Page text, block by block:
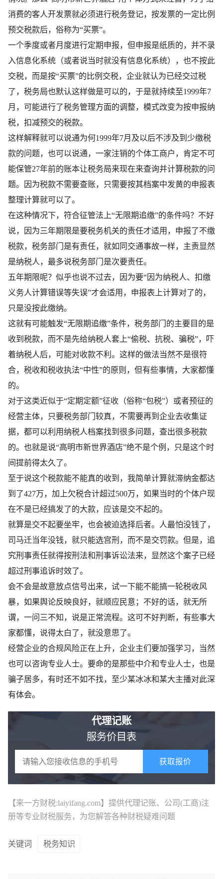
消费的客人开发票就必须进行税务登记，按发票的一定比例
预交税款后，俗称为“买票”。
一个季度或者月度进行定期申报，但申报是纸质的，并不录
入信息化系统（或者说当时就没有信息化系统），也不按此
交税，而是按“买票”的比例交税，企业就认为已经交过税
了，税务局也默认这样做是可以的，于是就持续至1999年7
月，可能进行了税务管理方面的调整，模式改变为按申报纳
税，扣减预交的税款。
这样解释就可以说通为何1999年7月及以后不涉及到少缴税
款的问题，也可以说通，一家注销的个体工商户，肯定不可
能保管27年前的账本让税务局来现在来查询并计算税款的问
题。因为税款不需要查账，只需要按其档案中发黄的申报表
整理计算就可以了。
在这种情况下，符合征管法上“无限期追缴”的条件吗？不好
说，因为三年期限是要税务机关的责任才适用，申报了不缴
税款，税务部门是有责任，就如同交通事故一样，主责显然
是纳税人，最多说税务部门是次要责任。
五年期限呢？似乎也说不过去，因为要“因为纳税人、扣缴
义务人计算错误等失误”才会适用，申报表上计算对了的，
只是没按此缴纳。
这就有可能触发“无限期追缴”条件，税务部门的主要目的是
收到税款，而不是先给纳税人套上“偷税、抗税、骗税”，吓
着纳税人后，可能对收款不利。这样的做法当然不是很符
合，税收和税收执法“中性”的原则，但有些事情，大家都懂
的。
对于这类近似于“定期定额”征收（俗称“包税”）或者预征的
经营主体，只要税务部门较真，不需要再到企业去收集证
据，都可以利用纳税人档案找到很多问题，查出很多税款
的。也就是说“高明市新世界酒店”绝不是个例，只是这个时
间提前得太久了。
至于说这个税款能不能真的收到，我简单计算就滞纳金都达
到了427万，加上欠税合计超过500万，如果当时的个体户现
在不是已经搞发了的大款，应该是交不起的。
就算是交不起要坐牢，也会被迫选择后者。人最怕没钱了，
司马迁当年没钱，就只能选宫刑，而不是交罚款。但是，追
究刑事责任就得按刑法和刑事诉讼法来，显然这个案子已经
超过刑事追诉时效了。
会不会是故意放点信号出来，试一下能不能搞一轮税收风
暴，如果舆论反映良好，就顺应民意；不好的话，就无所
谓，一问三不知，说是正常流程。这可不好判断，有些事大
家都懂，说得太白了，就没意思了。
经营企业的合规风险正在上升，企业主们要加强学习，当然
也可以咨询专业人士。要命的是那些中介和专业人士，也是
骗子居多，有时还不如不找，至少某冰冰和某大主播对此深
有体会。
代理记账
服务价目表
获取报价
【来一方财税:laiyifang.com】提供代理记账、公司(工商)注
册等专业财税服务，为您解答各种财税疑难问题
关键词 税务知识